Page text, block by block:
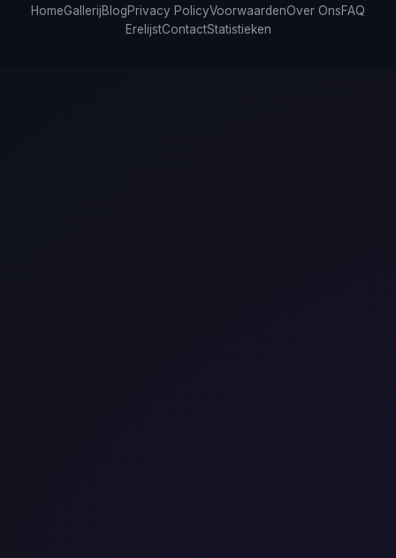
HomeGallerijBlogPrivacy PolicyVoorwaardenOver OnsFAQ
ErelijstContactStatistieken